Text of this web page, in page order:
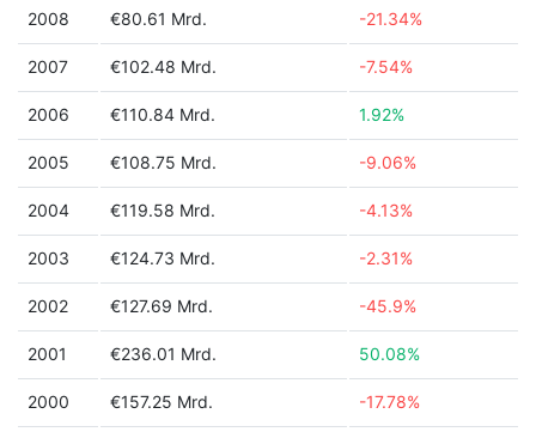
2008 €80.61 Mrd. -21.34%
2007 €102.48 Mrd. -7.54%
2006 €110.84 Mrd. 1.92%
2005 €108.75 Mrd. -9.06%
2004 €119.58 Mrd. -4.13%
2003 €124.73 Mrd. -2.31%
2002 €127.69 Mrd. -45.9%
2001 €236.01 Mrd. 50.08%
2000 €157.25 Mrd. -17.78%